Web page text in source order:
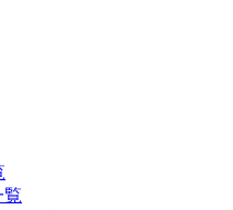
覧